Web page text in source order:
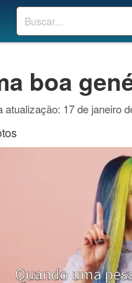
Buscar
boa
17 de janeiro